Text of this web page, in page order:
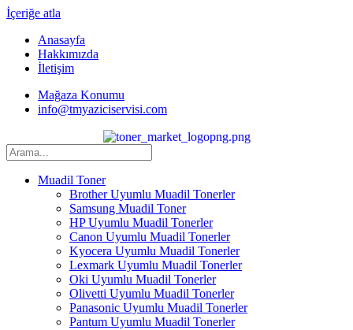
İçeriğe atla
Anasayfa
Hakkımızda
İletişim
Mağaza Konumu
info@tmyaziciservisi.com
Muadil Toner
Brother Uyumlu Muadil Tonerler
Samsung Muadil Toner
HP Uyumlu Muadil Tonerler
Canon Uyumlu Muadil Tonerler
Kyocera Uyumlu Muadil Tonerler
Lexmark Uyumlu Muadil Tonerler
Oki Uyumlu Muadil Tonerler
Olivetti Uyumlu Muadil Tonerler
Panasonic Uyumlu Muadil Tonerler
Pantum Uyumlu Muadil Tonerler